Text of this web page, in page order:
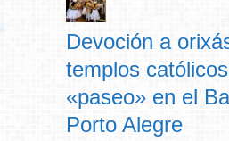
Devoción a
templos
«paseo» en el
Porto Alegre